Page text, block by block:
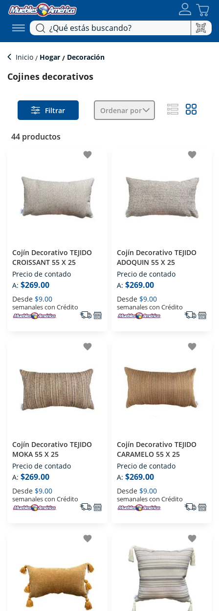
Inicio Hogar Decoración
Cojines decorativos
Filtrar Ordenar por
44 productos
favorite
Cojín Decorativo TEJIDO
CROISSANT 55 X 25
Precio de contado
A: $269.00
Desde $9.00
semanales con Crédito
favorite
Cojín Decorativo TEJIDO
ADOQUIN 55 X 25
Precio de contado
A: $269.00
Desde $9.00
semanales con Crédito
favorite
Cojín Decorativo TEJIDO
MOKA 55 X 25
Precio de contado
A: $269.00
Desde $9.00
semanales con Crédito
favorite
Cojín Decorativo TEJIDO
CARAMELO 55 X 25
Precio de contado
A: $269.00
Desde $9.00
semanales con Crédito
favorite favorite